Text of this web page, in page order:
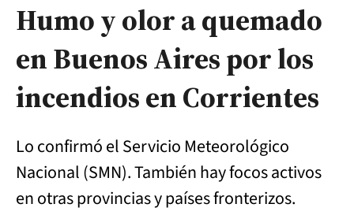
Humo y olor a quemado
en Buenos Aires por los
incendios en Corrientes
Lo confirmó el Servicio Meteorológico
Nacional (SMN). También hay focos activos
en otras provincias y países fronterizos.